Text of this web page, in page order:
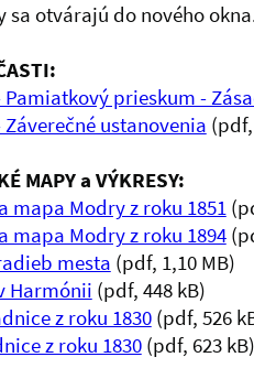
sa otvárajú do nového
Pamiatkový prieskum -
Záverečné ustanovenia
MAPY a VÝKRESY:
mapa Modry z roku 1851
mapa Modry z roku 1894
mesta (pdf, 1,10 MB)
Harmónii (pdf, 448 kB)
z roku 1830(pdf, 526
z roku 1830(pdf, 623 kB)